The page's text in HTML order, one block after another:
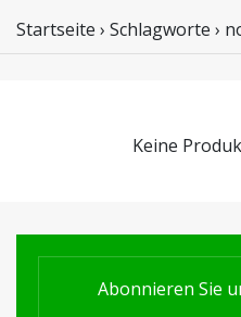
Startseite › Schlagworte ›
Keine
Abonnieren Sie